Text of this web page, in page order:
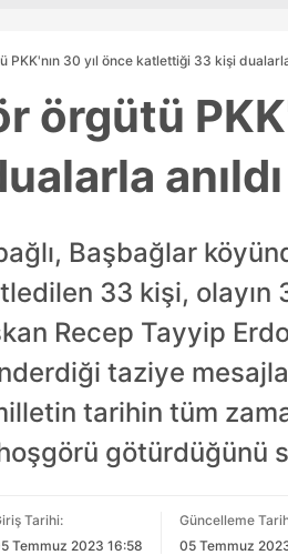
30 yıl önce katlettiği 33 kişi dualarla
örgütü
anıldı
Başbağlar
33 kişi, olayın
Recep Tayyip
taziye
tarihin tüm
götürdüğünü
Tarihi:
Temmuz 2023 16:58
Güncelleme
05 Temmuz